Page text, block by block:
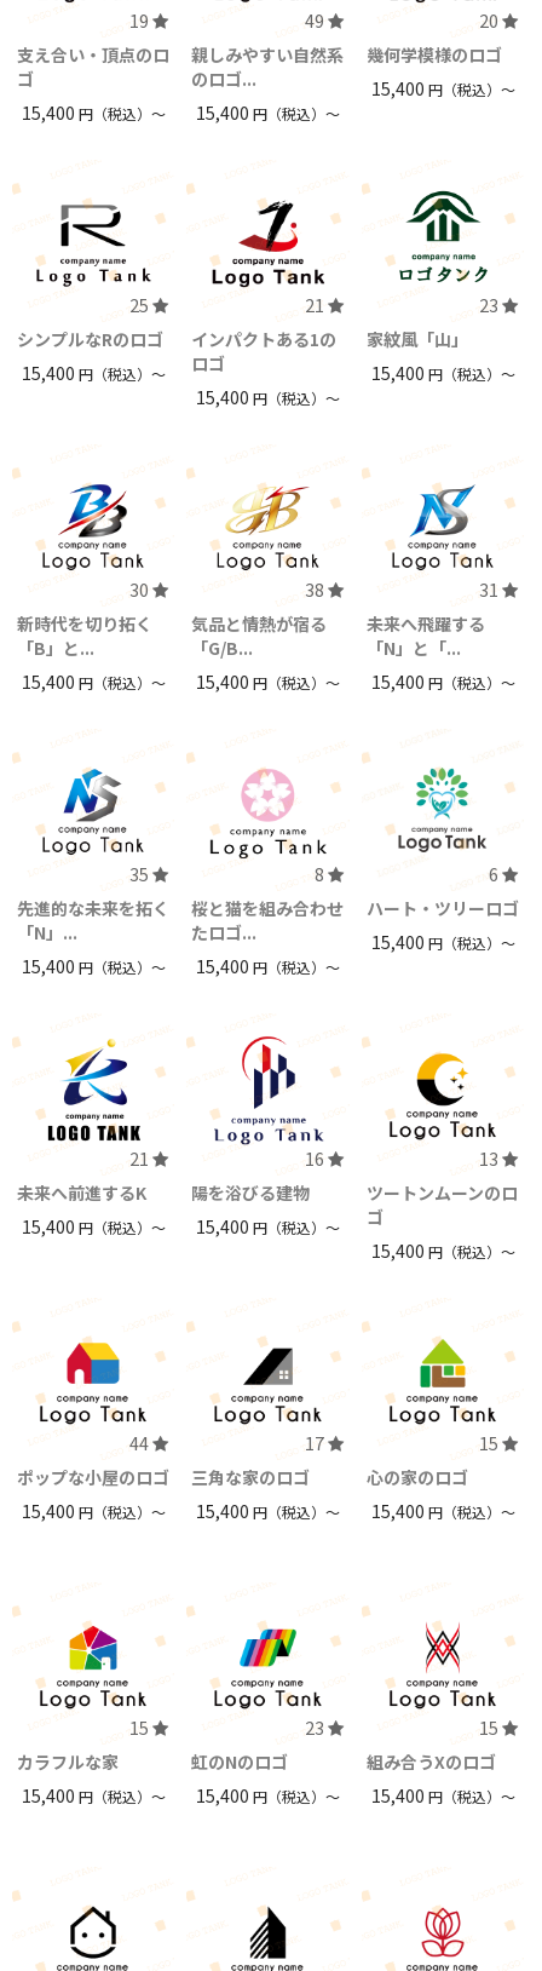
19
支え合い・頂点のロ
ゴ
15,400 円（税込）〜
49
親しみやすい自然系
のロゴ...
15,400円（税込）〜
20
幾何学模様のロゴ
15,400 円（税込）〜
25
シンプルなRのロゴ
15,400 円（税込）〜
21
インパクトある1の
ロゴ
15,400円（税込）〜
23
家紋風「山」
15,400 円（税込）〜
30
新時代を切り拓く
「B」と...
15,400 円（税込）〜
38
気品と情熱が宿る
「G/B...
15,400円（税込）〜
31
未来へ飛躍する
「N」と「...
15,400 円（税込）〜
35
先進的な未来を拓く
「N」...
15,400 円（税込）〜
8
桜と猫を組み合わせ
たロゴ...
15,400円（税込）〜
6
ハート・ツリーロゴ
15,400 円（税込）〜
21
未来へ前進するK
15,400 円（税込）〜
16
陽を浴びる建物
15,400円（税込）〜
13
ツートンムーンのロ
ゴ
15,400 円（税込）〜
44
ポップな小屋のロゴ
15,400 円（税込）〜
17
三角な家のロゴ
15,400円（税込）〜
15
心の家のロゴ
15,400 円（税込）〜
15
カラフルな家
15,400 円（税込）〜
23
虹のNのロゴ
15,400円（税込）〜
15
組み合うXのロゴ
15,400 円（税込）〜